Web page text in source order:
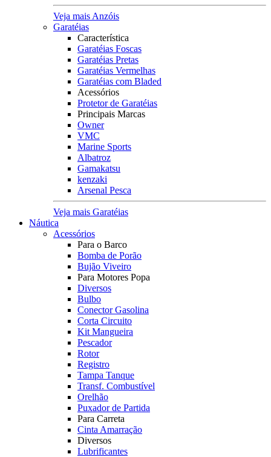
Veja mais Anzóis
Garatéias
Característica
Garatéias Foscas
Garatéias Pretas
Garatéias Vermelhas
Garatéias com Bladed
Acessórios
Protetor de Garatéias
Principais Marcas
Owner
VMC
Marine Sports
Albatroz
Gamakatsu
kenzaki
Arsenal Pesca
Veja mais Garatéias
Náutica
Acessórios
Para o Barco
Bomba de Porão
Bujão Viveiro
Para Motores Popa
Diversos
Bulbo
Conector Gasolina
Corta Circuito
Kit Mangueira
Pescador
Rotor
Registro
Tampa Tanque
Transf. Combustível
Orelhão
Puxador de Partida
Para Carreta
Cinta Amarração
Diversos
Lubrificantes